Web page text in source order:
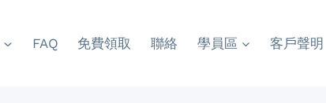
FAQ 免費領取 聯絡 學員區 客戶聲明